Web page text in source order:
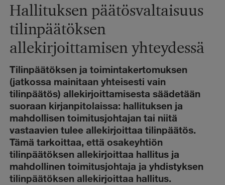
Hallituksen päätösvaltaisuus
tilinpäätöksen
allekirjoittamisen yhteydessä
Tilinpäätöksen ja toimintakertomuksen
(jatkossa mainitaan yhteisesti vain
tilinpäätös) allekirjoittamisesta säädetään
suoraan kirjanpitolaissa: hallituksen ja
mahdollisen toimitusjohtajan tai niitä
vastaavien tulee allekirjoittaa tilinpäätös.
Tämä tarkoittaa, että osakeyhtiön
tilinpäätöksen allekirjoittaa hallitus ja
mahdollinen toimitusjohtaja ja yhdistyksen
tilinpäätöksen allekirjoittaa hallitus.